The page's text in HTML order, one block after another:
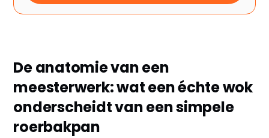
De anatomie van een
meesterwerk: wat een échte wok
onderscheidt van een simpele
roerbakpan